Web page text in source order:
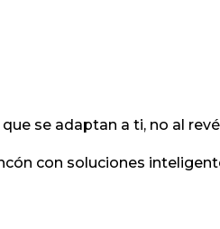
se adaptan a ti, no al
con soluciones